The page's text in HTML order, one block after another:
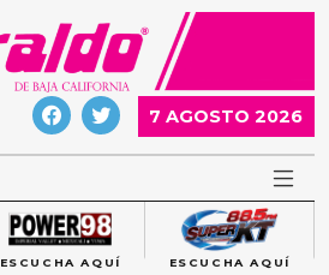
7 AGOSTO 2026
ESCUCHA AQUÍ ESCUCHA AQUÍ